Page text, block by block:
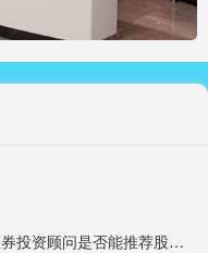
北京期货配资 证券投资顾问是否能推荐股票？